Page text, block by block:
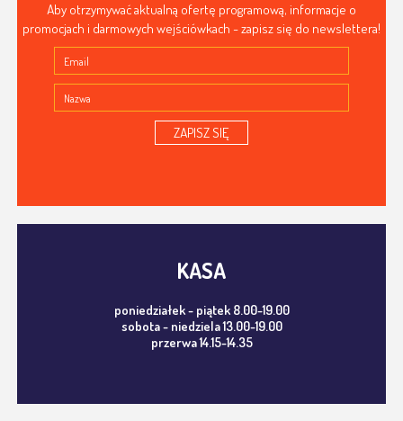
Aby otrzymywać aktualną ofertę programową, informacje o
promocjach i darmowych wejściówkach - zapisz się do newslettera!
ZAPISZ SIĘ
KASA
poniedziałek - piątek 8.00-19.00
sobota - niedziela 13.00-19.00
przerwa 14.15-14.35